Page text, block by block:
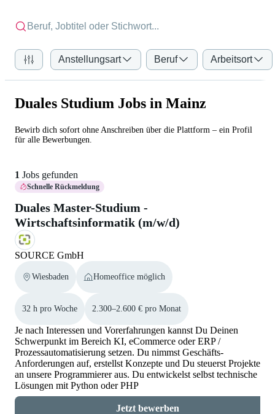
Anstellungsart Beruf Arbeitsort
Duales Studium Jobs in Mainz
Bewirb dich sofort ohne Anschreiben über die Plattform – ein Profil
für alle Bewerbungen.
1 Jobs gefunden
Schnelle Rückmeldung
Duales Master-Studium -
Wirtschaftsinformatik (m/w/d)
SOURCE GmbH
Wiesbaden Homeoffice möglich
32 h pro Woche 2.300–2.600 € pro Monat
Je nach Interessen und Vorerfahrungen kannst Du Deinen
Schwerpunkt im Bereich KI, eCommerce oder ERP /
Prozessautomatisierung setzen. Du nimmst Geschäfts-
Anforderungen auf, erstellst Konzepte und Du steuerst Projekte
an unsere Programmierer aus. Du entwickelst selbst technische
Lösungen mit Python oder PHP
Jetzt bewerben